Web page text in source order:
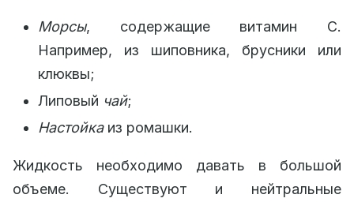
Морсы, содержащие витамин С.
Например, из шиповника, брусники или
клюквы;
Липовый чай;
Настойкаиз ромашки.
Жидкость необходимо давать в большой
объеме. Существуют и нейтральные